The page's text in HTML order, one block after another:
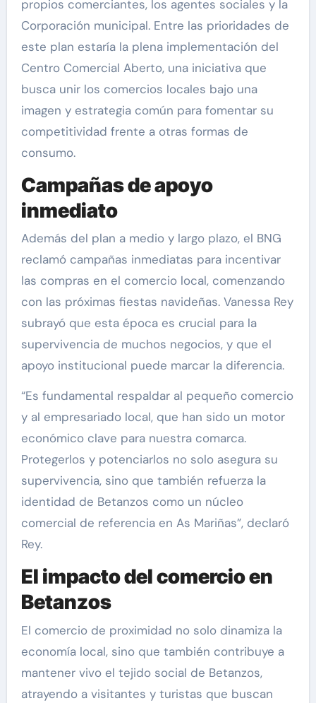
propios comerciantes, los agentes sociales y la
Corporación municipal. Entre las prioridades de
este plan estaría la plena implementación del
Centro Comercial Aberto, una iniciativa que
busca unir los comercios locales bajo una
imagen y estrategia común para fomentar su
competitividad frente a otras formas de
consumo.
Campañas de apoyo
inmediato
Además del plan a medio y largo plazo, el BNG
reclamó campañas inmediatas para incentivar
las compras en el comercio local, comenzando
con las próximas fiestas navideñas. Vanessa Rey
subrayó que esta época es crucial para la
supervivencia de muchos negocios, y que el
apoyo institucional puede marcar la diferencia.
“Es fundamental respaldar al pequeño comercio
y al empresariado local, que han sido un motor
económico clave para nuestra comarca.
Protegerlos y potenciarlos no solo asegura su
supervivencia, sino que también refuerza la
identidad de Betanzos como un núcleo
comercial de referencia en As Mariñas”, declaró
Rey.
El impacto del comercio en
Betanzos
El comercio de proximidad no solo dinamiza la
economía local, sino que también contribuye a
mantener vivo el tejido social de Betanzos,
atrayendo a visitantes y turistas que buscan